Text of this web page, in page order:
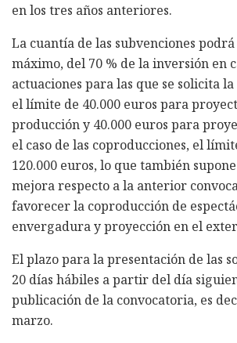
en los tres años anteriores.
La cuantía de las subvenciones podrá
máximo, del 70 % de la inversión en
actuaciones para las que se solicita
el límite de 40.000 euros para
producción y 40.000 euros para
el caso de las coproducciones, el
120.000 euros, lo que también
mejora respecto a la anterior
favorecer la coproducción de
envergadura y proyección en el
El plazo para la presentación de las
20 días hábiles a partir del día
publicación de la convocatoria, es
marzo.